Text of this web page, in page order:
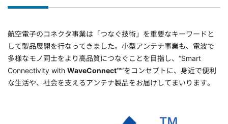
航空電子のコネクタ事業は「つなぐ技術」を重要なキーワードと
して製品展開を行なってきました。小型アンテナ事業も、電波で
多様なモノ同士をより高品質につなぐことを目指し、“Smart
Connectivity with WaveConnect™”をコンセプトに、身近で便利
な生活や、社会を支えるアンテナ製品をお届けしてまいります。